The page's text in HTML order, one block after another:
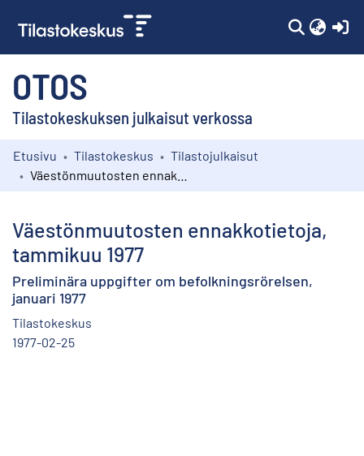
OTOS
Tilastokeskuksen julkaisut verkossa
Kokoelmat
Etusivu Tilastokeskus
Tilastojulkaisut
Väestönmuutosten ennakkotietoja,
tammikuu 1977
Preliminära uppgifter om befolkningsrörelsen,
januari 1977
Tilastokeskus
1977-02-25